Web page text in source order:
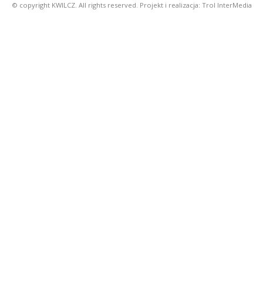
© copyright KWILCZ. All rights reserved. Projekt i realizacja: Trol InterMedia